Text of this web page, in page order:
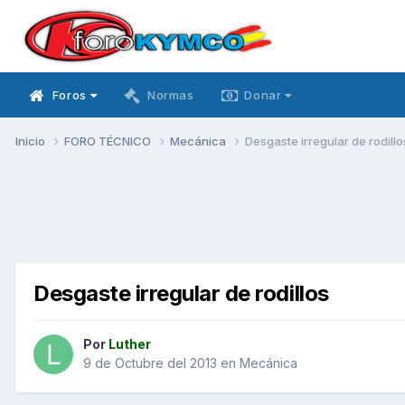
Foros Normas Donar
Inicio FORO TÉCNICO Mecánica Desgaste irregular de
Desgaste irregular de rodillos
Por Luther
9 de Octubre del 2013 en Mecánica